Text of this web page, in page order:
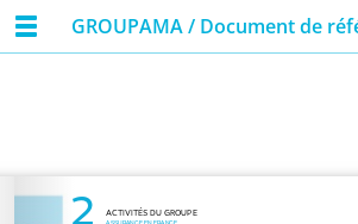
GROUPAMA / Document de